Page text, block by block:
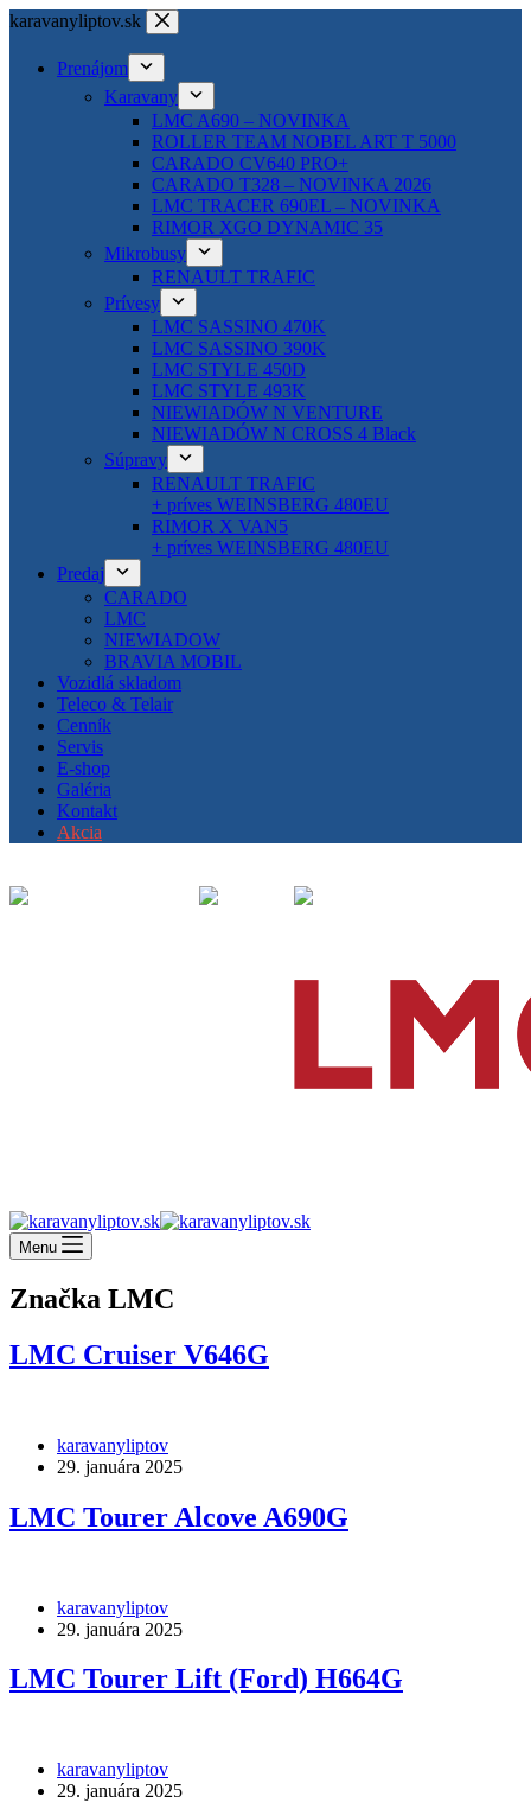
Skip
content
karavanyliptov.sk
Prenájom
Karavany
LMC A690 – NOVINKA
ROLLER TEAM NOBEL ART T 5000
CARADO CV640 PRO+
CARADO T328 – NOVINKA 2026
LMC TRACER 690EL – NOVINKA
RIMOR XGO DYNAMIC 35
Mikrobusy
RENAULT TRAFIC
Prívesy
LMC SASSINO 470K
LMC SASSINO 390K
LMC STYLE 450D
LMC STYLE 493K
NIEWIADÓW N VENTURE
NIEWIADÓW N CROSS 4 Black
Súpravy
RENAULT TRAFIC
+ príves WEINSBERG 480EU
RIMOR X VAN5
+ príves WEINSBERG 480EU
Predaj
CARADO
LMC
NIEWIADOW
BRAVIA MOBIL
Vozidlá skladom
Teleco & Telair
Cenník
Servis
E-shop
Galéria
Kontakt
Akcia
Menu
Značka LMC
LMC Cruiser V646G
karavanyliptov
29. januára 2025
LMC Tourer Alcove A690G
karavanyliptov
29. januára 2025
LMC Tourer Lift (Ford) H664G
karavanyliptov
29. januára 2025